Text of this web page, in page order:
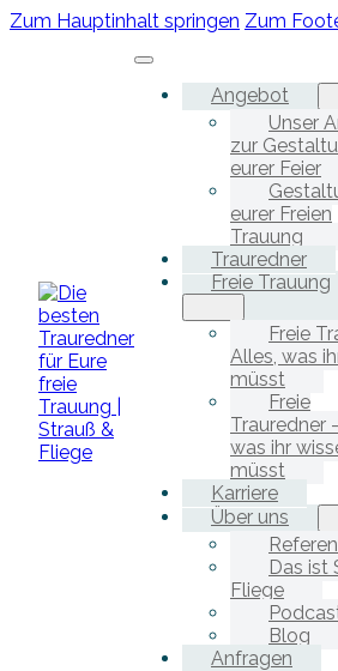
Zum Hauptinhalt springen Zum
Angebot
Unser
zur
eurer Feier
eurer Freien
Trauung
Trauredner
Freie Trauung
Freie
Alles, was
müsst
Freie
Trauredner
was ihr
müsst
Karriere
Über uns
Das ist
Fliege
Blog
Anfragen